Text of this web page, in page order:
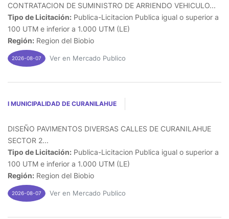
CONTRATACION DE SUMINISTRO DE ARRIENDO VEHICULO...
Tipo de Licitación: Publica-Licitacion Publica igual o superior a
100 UTM e inferior a 1.000 UTM (LE)
Región: Region del Biobio
2026-08-07 Ver en Mercado Publico
I MUNICIPALIDAD DE CURANILAHUE
DISEÑO PAVIMENTOS DIVERSAS CALLES DE CURANILAHUE
SECTOR 2...
Tipo de Licitación: Publica-Licitacion Publica igual o superior a
100 UTM e inferior a 1.000 UTM (LE)
Región: Region del Biobio
2026-08-07 Ver en Mercado Publico